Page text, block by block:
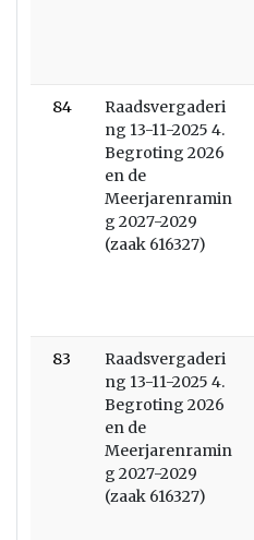
84
Raadsvergaderi
ng 13-11-2025 4.
Begroting 2026
en de
Meerjarenramin
g 2027-2029
(zaak 616327)
83
Raadsvergaderi
ng 13-11-2025 4.
Begroting 2026
en de
Meerjarenramin
g 2027-2029
(zaak 616327)